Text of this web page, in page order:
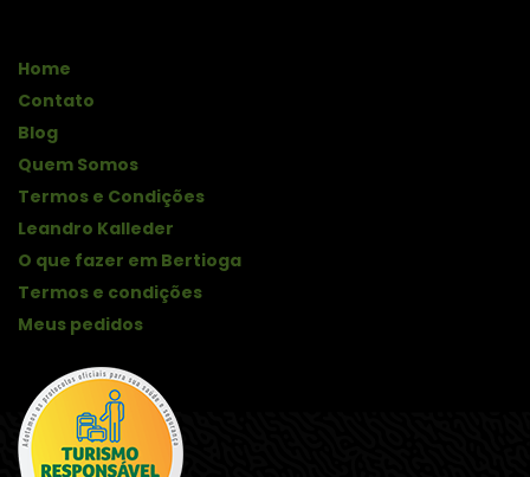
Home
Contato
Blog
Quem Somos
Termos e Condições
Leandro Kalleder
O que fazer em Bertioga
Termos e condições
Meus pedidos